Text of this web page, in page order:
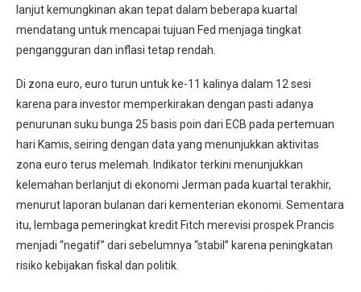
lanjut kemungkinan akan tepat dalam beberapa kuartal
mendatang untuk mencapai tujuan Fed menjaga tingkat
pengangguran dan inflasi tetap rendah.
Di zona euro, euro turun untuk ke-11 kalinya dalam 12 sesi
karena para investor memperkirakan dengan pasti adanya
penurunan suku bunga 25 basis poin dari ECB pada pertemuan
hari Kamis, seiring dengan data yang menunjukkan aktivitas
zona euro terus melemah. Indikator terkini menunjukkan
kelemahan berlanjut di ekonomi Jerman pada kuartal terakhir,
menurut laporan bulanan dari kementerian ekonomi. Sementara
itu, lembaga pemeringkat kredit Fitch merevisi prospek Prancis
menjadi “negatif” dari sebelumnya “stabil” karena peningkatan
risiko kebijakan fiskal dan politik.